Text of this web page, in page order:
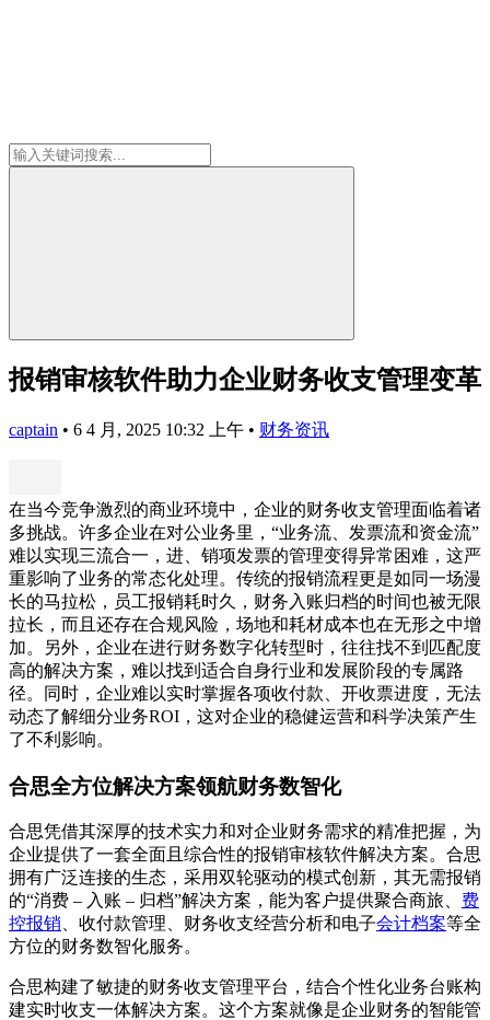
报销审核软件助力企业财务收支管理变革
captain • 6 4 月, 2025 10:32 上午 • 财务资讯
在当今竞争激烈的商业环境中，企业的财务收支管理面临着诸
多挑战。许多企业在对公业务里，“业务流、发票流和资金流”
难以实现三流合一，进、销项发票的管理变得异常困难，这严
重影响了业务的常态化处理。传统的报销流程更是如同一场漫
长的马拉松，员工报销耗时久，财务入账归档的时间也被无限
拉长，而且还存在合规风险，场地和耗材成本也在无形之中增
加。另外，企业在进行财务数字化转型时，往往找不到匹配度
高的解决方案，难以找到适合自身行业和发展阶段的专属路
径。同时，企业难以实时掌握各项收付款、开收票进度，无法
动态了解细分业务ROI，这对企业的稳健运营和科学决策产生
了不利影响。
合思全方位解决方案领航财务数智化
合思凭借其深厚的技术实力和对企业财务需求的精准把握，为
企业提供了一套全面且综合性的报销审核软件解决方案。合思
拥有广泛连接的生态，采用双轮驱动的模式创新，其无需报销
的“消费 – 入账 – 归档”解决方案，能为客户提供聚合商旅、 费
控报销 、收付款管理、财务收支经营分析和电子会计档案等全
方位的财务数智化服务。
合思构建了敏捷的财务收支管理平台，结合个性化业务台账构
建实时收支一体解决方案。这个方案就像是企业财务的智能管